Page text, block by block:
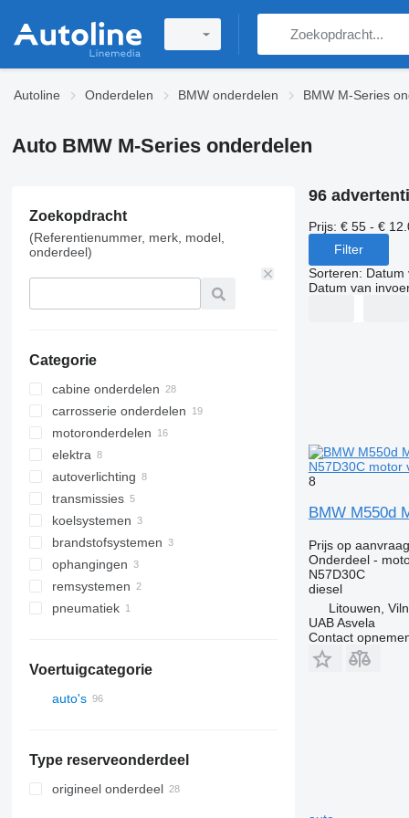
Autoline Onderdelen BMW onderdelen BMW M-Series
Auto BMW M-Series onderdelen
Zoekopdracht
(Referentienummer, merk, model,
onderdeel)
Categorie
cabine onderdelen
deuren
motorkappen
vensterruiten
achterruiten
buitenspiegels
hoekpanelen van de cabine
overige cabine onderdelen
carrosserie onderdelen
bumpers
spatboorden
radiator grills
motoronderdelen
motoren
turbocompressoren
cilinderkoppen
krukassen
bevestigingen
spruitstukken
gaskleppen
elektra
besturingseenheiden
startmotoren
dashboards
sensoren
andere elektrische onderdelen
autoverlichting
autolampen
achterlichten
binnenverlichtingen
transmissies
versnellingsbak
koppelingen
differentiëlen
koelsystemen
aftakleidingen
brandstofsystemen
brandstoftanks
luchtinlaatslangen
andere onderdelen van het
ophangingen
stuur
overige reserve
remsystemen
remklauwen
pneumatiek
Voertuigcategorie
auto's
Type reserveonderdeel
origineel onderdeel
96
Prijs: € 55 - €
Filter
Sorteren: Datum
Datum van
N57D30C motor
8
BMW M550d
Prijs op aanvraag
Onderdeel -
N57D30C
diesel
Litouwen,
UAB Asvela
Contact